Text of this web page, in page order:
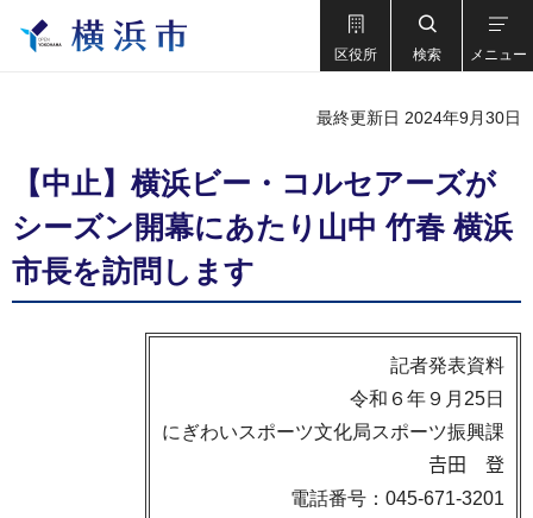
区役所 検索 メニュー
最終更新日 2024年9月30日
【中止】横浜ビー・コルセアーズが
シーズン開幕にあたり山中 竹春 横浜
市長を訪問します
記者発表資料
令和６年９月25日
にぎわいスポーツ文化局スポーツ振興課
𠮷田 登
電話番号：045-671-3201